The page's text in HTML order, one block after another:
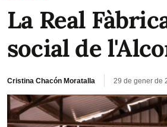
La Real
social de
Cristina Chacón Moratalla 29 de gener de